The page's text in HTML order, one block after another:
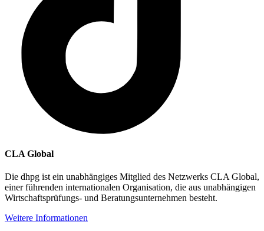
CLA Global
Die dhpg ist ein unabhängiges Mitglied des Netzwerks CLA Global,
einer führenden internationalen Organisation, die aus unabhängigen
Wirtschaftsprüfungs- und Beratungsunternehmen besteht.
Weitere Informationen